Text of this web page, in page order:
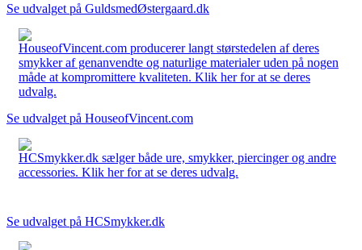
Se udvalget på GuldsmedØstergaard.dk
HouseofVincent.com producerer langt størstedelen af deres
smykker af genanvendte og naturlige materialer uden på nogen
måde at kompromittere kvaliteten. Klik her for at se deres
udvalg.
Se udvalget på HouseofVincent.com
HCSmykker.dk sælger både ure, smykker, piercinger og andre
accessories. Klik her for at se deres udvalg.
Se udvalget på HCSmykker.dk